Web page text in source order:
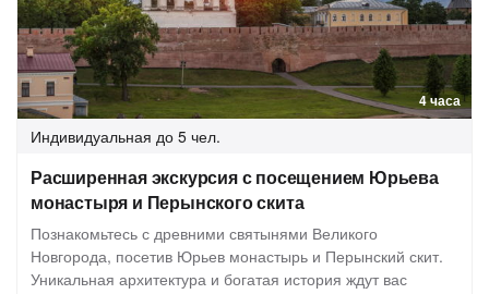
4 часа
Индивидуальная до 5 чел.
Расширенная экскурсия с посещением Юрьева
монастыря и Перынского скита
Познакомьтесь с древними святынями Великого
Новгорода, посетив Юрьев монастырь и Перынский скит.
Уникальная архитектура и богатая история ждут вас